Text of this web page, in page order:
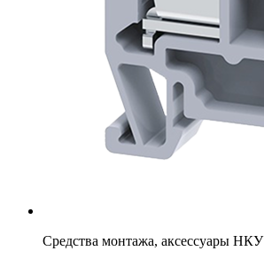
Средства монтажа, аксессуары НКУ